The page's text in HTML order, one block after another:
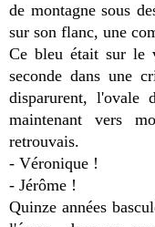
de montagne sous
sur son flanc, une
Ce bleu était sur le
seconde dans une
disparurent, l'ovale
maintenant vers
retrouvais.
- Véronique !
- Jérôme !
Quinze années